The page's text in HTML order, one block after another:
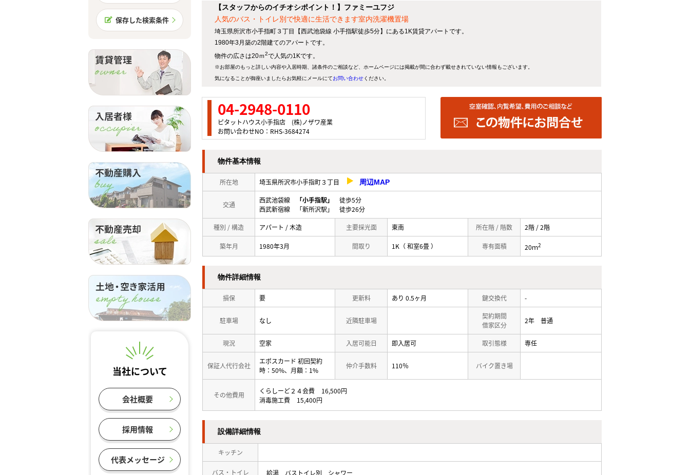
【スタッフからのイチオシポイント！】ファミーユフジ
人気のバス・トイレ別で快適に生活できます室内洗濯機置場
埼玉県所沢市小手指町３丁目【西武池袋線 小手指駅徒歩5分】にある1K賃貸アパートです。
1980年3月築の2階建てのアパートです。
物件の広さは20ｍ2で人気の1Kです。
※お部屋のもっと詳しい内容や入居時期、諸条件のご相談など、ホームページには掲載が間に合わず載せきれていない情報もございます。
気になることが御座いましたらお気軽にメールにてお問い合わせください。
04-2948-0110
ピタットハウス小手指店 (株)ノザワ産業
お問い合わせNO：RHS-3684274
物件基本情報
所在地 埼玉県所沢市小手指町３丁目 周辺MAP
交通
西武池袋線 「小手指駅」
徒歩5分
西武新宿線 「新所沢駅」 徒歩26分
種別 / 構造 アパート / 木造 主要採光面 東南 所在階 / 階数 2階 / 2階
築年月 1980年3月 間取り 1K（ 和室6畳 ） 専有面積 20ｍ2
物件詳細情報
損保 要 更新料 あり 0.5ヶ月 鍵交換代 -
駐車場 なし 近隣駐車場
契約期間
借家区分
2年 普通
現況 空家 入居可能日 即入居可 取引態様 専任
保証人代行会社
エポスカード 初回契約
時：50%、月額：1%
仲介手数料 110％ バイク置き場
その他費用 くらしーど２４会費
16,500円
消毒施工費
15,400円
設備詳細情報
キッチン
バス・トイレ 給湯 バストイレ別 シャワー
保存した検索条件
当社について
会社概要
採用情報
代表メッセージ